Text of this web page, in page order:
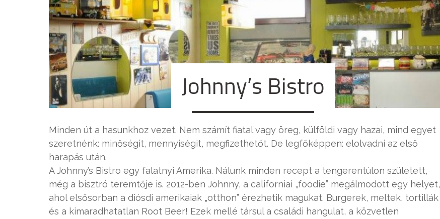
Johnny’s Bistro
Minden út a hasunkhoz vezet. Nem számít fiatal vagy öreg, külföldi vagy hazai, mind egyet
szeretnénk: minőségit, mennyiségit, megfizethetőt. De legfőképpen: elolvadni az első
harapás után.
A Johnny’s Bistro egy falatnyi Amerika. Nálunk minden recept a tengerentúlon született,
még a bisztró teremtője is. 2012-ben Johnny, a californiai „foodie” megálmodott egy helyet,
ahol elsősorban a diósdi amerikaiak „otthon” érezhetik magukat. Burgerek, meltek, tortillák
és a kimaradhatatlan Root Beer! Ezek mellé társul a családi hangulat, a közvetlen